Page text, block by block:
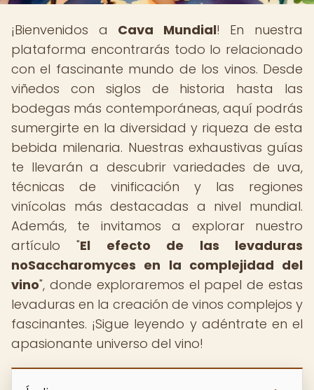
¡Bienvenidos a Cava Mundial! En nuestra
plataforma encontrarás todo lo relacionado
con el fascinante mundo de los vinos. Desde
viñedos con siglos de historia hasta las
bodegas más contemporáneas, aquí podrás
sumergirte en la diversidad y riqueza de esta
bebida milenaria. Nuestras exhaustivas guías
te llevarán a descubrir variedades de uva,
técnicas de vinificación y las regiones
vinícolas más destacadas a nivel mundial.
Además, te invitamos a explorar nuestro
artículo "El efecto de las levaduras
noSaccharomyces en la complejidad del
vino", donde exploraremos el papel de estas
levaduras en la creación de vinos complejos y
fascinantes. ¡Sigue leyendo y adéntrate en el
apasionante universo del vino!